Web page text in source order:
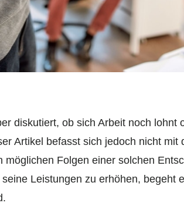
diskutiert, ob sich Arbeit noch lohnt
Artikel befasst sich jedoch nicht mit
möglichen Folgen einer solchen
Leistungen zu erhöhen, begeht